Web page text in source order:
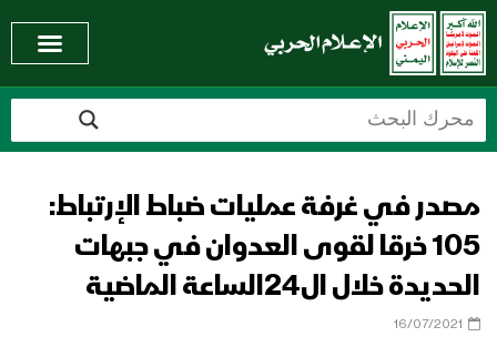
مصدر في غرفة عمليات ضباط الإرتباط:
105 خرقا لقوى العدوان في جبهات
الحديدة خلال ال24الساعة الماضية
16/07/2021